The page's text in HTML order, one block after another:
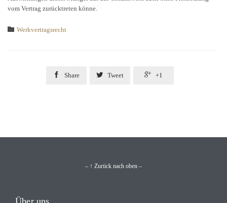
vom Vertrag zurücktreten könne.
 Category
Werkvertragsrecht
 Share  Tweet  +1
– ↑ Zurück nach oben –
Über uns